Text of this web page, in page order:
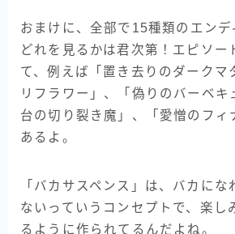
おまけに、全部で15種類のエンデ
どれを見るかは君次第！エピソー
て、例えば「置き去りのダークマ
リフラワー」、「偽りのバーベキ
台の切り裂き魔」、「愛憎のフィ
あるよ。
「バカサスペンス」は、バカにな
ないっていうコンセプトで、楽し
るように作られてるんだよね。